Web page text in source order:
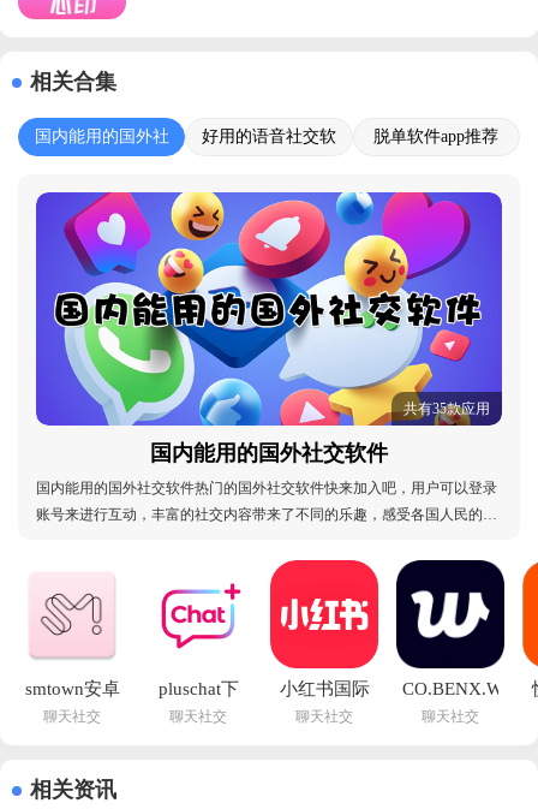
相关合集
国内能用的国外社
好用的语音社交软
脱单软件app推荐
共有35款应用
国内能用的国外社交软件
国内能用的国外社交软件热门的国外社交软件快来加入吧，用户可以登录
账号来进行互动，丰富的社交内容带来了不同的乐趣，感受各国人民的社
验，专为社交爱好者打造的社交圣地一定不要错过，喜欢国外社交的小伙
伴可以在本站进行搜索，不一样的软件等着你来加入
smtown安卓
下载最新版
v4.6.3 免费
聊天社交
pluschat下
载安卓最新
聊天社交
小红书国际
版安卓版下
聊天社交
官方版下载
聊天社交
相关资讯